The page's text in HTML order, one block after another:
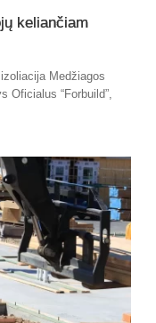
keliančiam
Medžiagos
Oficialus “Forbuild”,